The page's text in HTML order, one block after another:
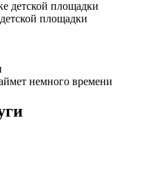
площадки
немного времени